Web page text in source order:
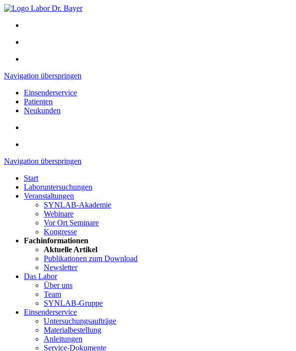
Navigation überspringen
Einsenderservice
Patienten
Neukunden
Navigation überspringen
Start
Laboruntersuchungen
Veranstaltungen
SYNLAB-Akademie
Webinare
Vor Ort Seminare
Kongresse
Fachinformationen
Aktuelle Artikel
Publikationen zum Download
Newsletter
Das Labor
Über uns
Team
SYNLAB-Gruppe
Einsenderservice
Untersuchungsaufträge
Materialbestellung
Anleitungen
Service-Dokumente